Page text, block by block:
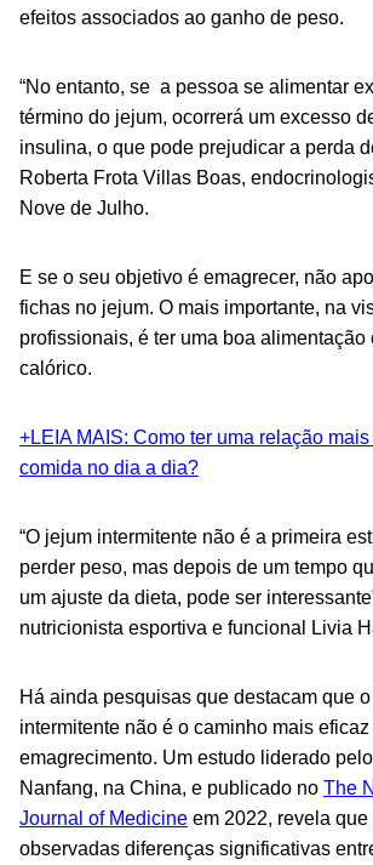
efeitos associados ao ganho de peso.
“No entanto, se a pessoa se alimentar
término do jejum, ocorrerá um excesso
insulina, o que pode prejudicar a perda
Roberta Frota Villas Boas,
Nove de Julho.
E se o seu objetivo é emagrecer, não
fichas no jejum. O mais importante, na
profissionais, é ter uma boa alimentação
calórico.
+LEIA MAIS: Como ter uma relação
comida no dia a dia?
“O jejum intermitente não é a primeira
perder peso, mas depois de um tempo
um ajuste da dieta, pode ser
nutricionista esportiva e funcional Livia
Há ainda pesquisas que destacam que
intermitente não é o caminho mais eficaz
emagrecimento. Um estudo liderado
Nanfang, na China, e publicado no The
Journal of Medicine em 2022, revela que
observadas diferenças significativas